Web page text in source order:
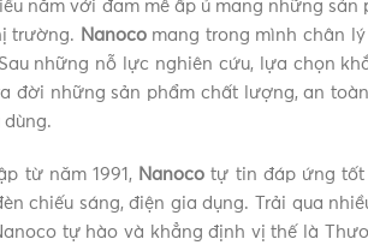
năm với đam mê ấp ủ mang những
trường. Nanocomang trong mình chân
những nỗ lực nghiên cứu, lựa chọn
đời những sản phẩm chất lượng, an
từ năm 1991, Nanoco tự tin đáp ứng tốt
chiếu sáng, điện gia dụng. Trải qua
tự hào và khẳng định vị thế là